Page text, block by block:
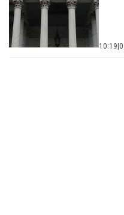
10:19|0